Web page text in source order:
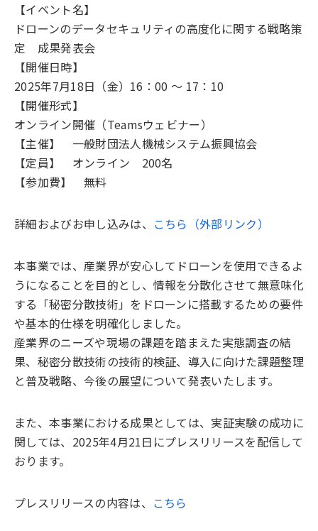
【イベント名】
ドローンのデータセキュリティの高度化に関する戦略策
定 成果発表会
【開催日時】
2025年7月18日（金）16：00 ～ 17：10
【開催形式】
オンライン開催（Teamsウェビナー）
【主催】 一般財団法人機械システム振興協会
【定員】 オンライン 200名
【参加費】 無料
詳細およびお申し込みは、 こちら（外部リンク）
本事業では、産業界が安心してドローンを使用できるよ
うになることを目的とし、情報を分散化させて無意味化
する「秘密分散技術」をドローンに搭載するための要件
や基本的仕様を明確化しました。
産業界のニーズや現場の課題を踏まえた実態調査の結
果、秘密分散技術の技術的検証、導入に向けた課題整理
と普及戦略、今後の展望について発表いたします。
また、本事業における成果としては、実証実験の成功に
関しては、2025年4月21日にプレスリリースを配信して
おります。
プレスリリースの内容は、 こちら